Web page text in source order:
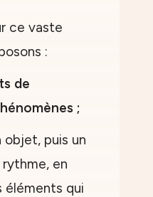
ce vaste
:
de
;
objet, puis un
en
éléments qui